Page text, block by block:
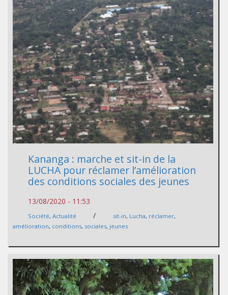
Kananga : marche et sit-in de la
LUCHA pour réclamer l’amélioration
des conditions sociales des jeunes
13/08/2020 - 11:53
Société, Actualité / sit-in, Lucha, réclamer,
amélioration, conditions, sociales, jeunes